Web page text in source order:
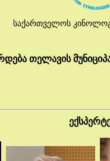
საქართველოს
თელავის